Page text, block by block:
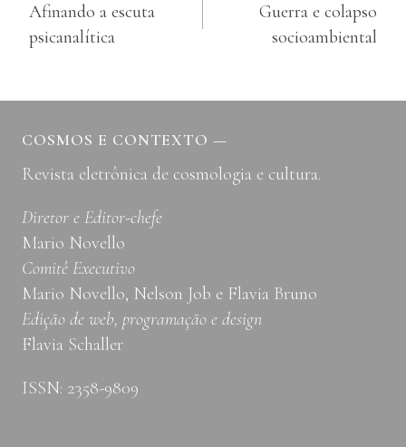
de
Afinando a escuta
psicanalítica
Guerra e colapso
socioambiental
COSMOS E CONTEXTO—
Revista eletrônica de cosmologia e cultura.
Diretor e Editor-chefe
Mario Novello
Comitê Executivo
Mario Novello, Nelson Job e Flavia Bruno
Edição de web, programação e design
Flavia Schaller
ISSN: 2358-9809